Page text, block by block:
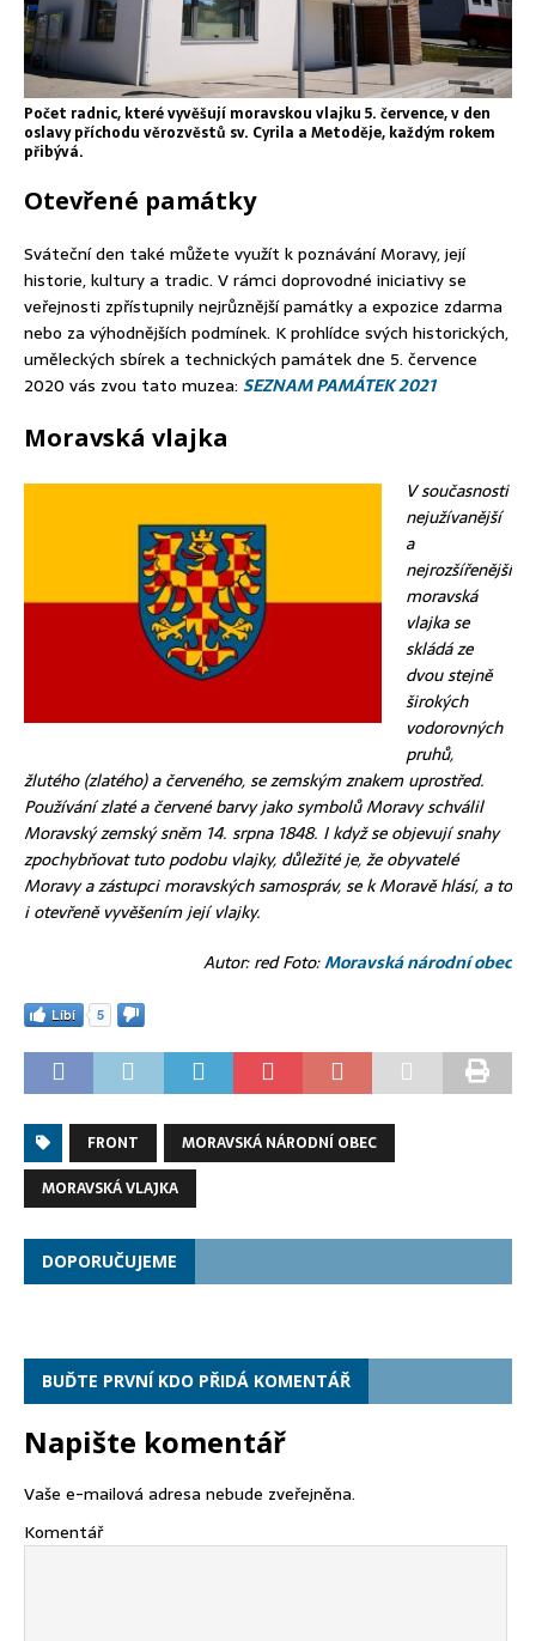
Počet radnic, které vyvěšují moravskou vlajku 5. července, v den
oslavy příchodu věrozvěstů sv. Cyrila a Metoděje, každým rokem
přibývá.
Otevřené památky
Sváteční den také můžete využít k poznávání Moravy, její
historie, kultury a tradic. V rámci doprovodné iniciativy se
veřejnosti zpřístupnily nejrůznější památky a expozice zdarma
nebo za výhodnějších podmínek. K prohlídce svých historických,
uměleckých sbírek a technických památek dne 5. července
2020 vás zvou tato muzea: SEZNAM PAMÁTEK 2021
Moravská vlajka
V současnosti
nejužívanější
a
nejrozšířenější
moravská
vlajka se
skládá ze
dvou stejně
širokých
vodorovných
pruhů,
žlutého (zlatého) a červeného, se zemským znakem uprostřed.
Používání zlaté a červené barvy jako symbolů Moravy schválil
Moravský zemský sněm 14. srpna 1848. I když se objevují snahy
zpochybňovat tuto podobu vlajky, důležité je, že obyvatelé
Moravy a zástupci moravských samospráv, se k Moravě hlásí, a to
i otevřeně vyvěšením její vlajky.
Autor: red Foto:Moravská národní obec
Líbí 5
FRONT
MORAVSKÁ NÁRODNÍ OBEC
MORAVSKÁ VLAJKA
DOPORUČUJEME
BUĎTE PRVNÍ KDO PŘIDÁ KOMENTÁŘ
Napište komentář
Vaše e-mailová adresa nebude zveřejněna.
Komentář